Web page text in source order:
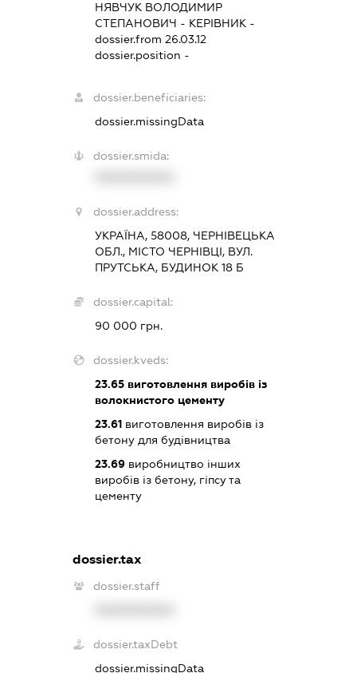
НЯВЧУК ВОЛОДИМИР
СТЕПАНОВИЧ - КЕРІВНИК -
dossier.from 26.03.12
dossier.position -
dossier.beneficiaries:
dossier.missingData
dossier.smida:
dossier.address:
УКРАЇНА, 58008, ЧЕРНІВЕЦЬКА
ОБЛ., МІСТО ЧЕРНІВЦІ, ВУЛ.
ПРУТСЬКА, БУДИНОК 18 Б
dossier.capital:
90 000 грн.
dossier.kveds:
23.65 виготовлення виробів із
волокнистого цементу
23.61 виготовлення виробів із
бетону для будівництва
23.69 виробництво інших
виробів із бетону, гіпсу та
цементу
dossier.tax
dossier.staff
dossier.taxDebt
dossier.missingData